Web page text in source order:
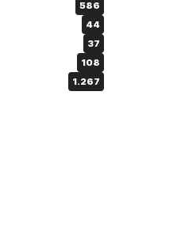
586
44
37
108
1.267